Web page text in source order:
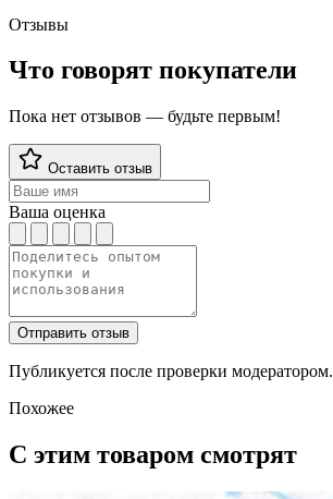
Отзывы
Что говорят покупатели
Пока нет отзывов — будьте первым!
Оставить отзыв
Ваша оценка
Отправить отзыв
Публикуется после проверки модератором.
Похожее
С этим товаром смотрят